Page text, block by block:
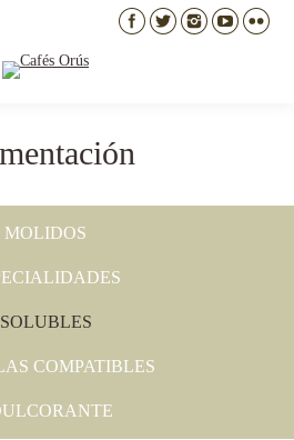
MOLIDOS
SOLUBLES
COMPATIBLES